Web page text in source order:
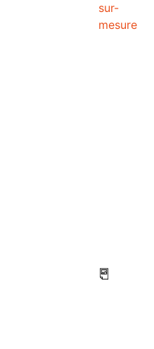
sur-
mesure